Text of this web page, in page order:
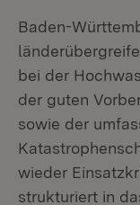
Baden-
bei der
der guten
sowie der
wieder
strukturiert in